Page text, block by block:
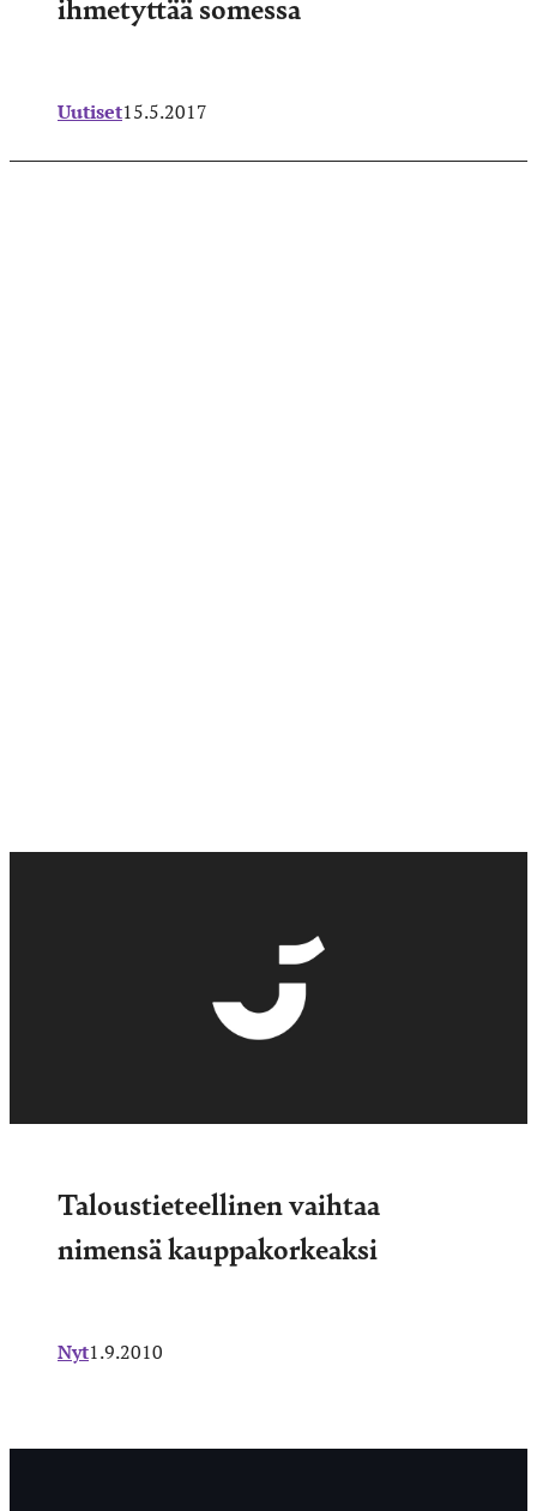
Uutiset15.5.2017
Taloustieteellinen vaihtaa
nimensä kauppakorkeaksi
Nyt1.9.2010